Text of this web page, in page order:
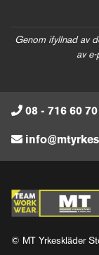
Genom ifyllnad av
av
08 - 716 60 70
© MT Yrkeskläder